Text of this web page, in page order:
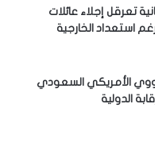
تعرقل إجلاء عائلات
استعداد الخارجية
الأمريكي السعودي
الدولية